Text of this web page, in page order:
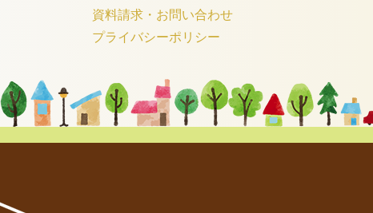
資料請求・お問い合わせ
プライバシーポリシー